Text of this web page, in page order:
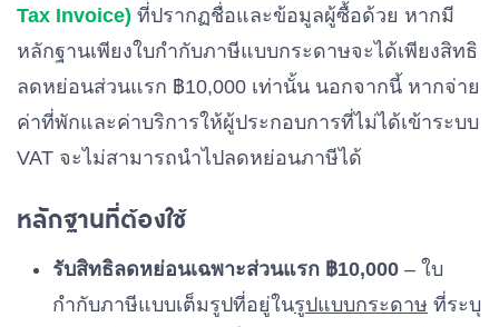
Tax Invoice) ที่ปรากฏชื่อและข้อมูลผู้ซื้อด้วย หากมี
หลักฐานเพียงใบกำกับภาษีแบบกระดาษจะได้เพียงสิทธิ
ลดหย่อนส่วนแรก ฿10,000 เท่านั้น นอกจากนี้ หากจ่าย
ค่าที่พักและค่าบริการให้ผู้ประกอบการที่ไม่ได้เข้าระบบ
VAT จะไม่สามารถนำไปลดหย่อนภาษีได้
หลักฐานที่ต้องใช้
รับสิทธิลดหย่อนเฉพาะส่วนแรก ฿10,000 – ใบ
กำกับภาษีแบบเต็มรูปที่อยู่ในรูปแบบกระดาษ ที่ระบุ